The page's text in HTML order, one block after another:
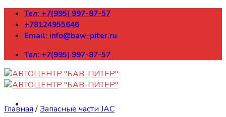
Skip
content
Тел: +7(995) 997-87-57
+78124955646
Email: info@baw-piter.ru
Тел: +7(995) 997-87-57
Главная /Запасные части JAC